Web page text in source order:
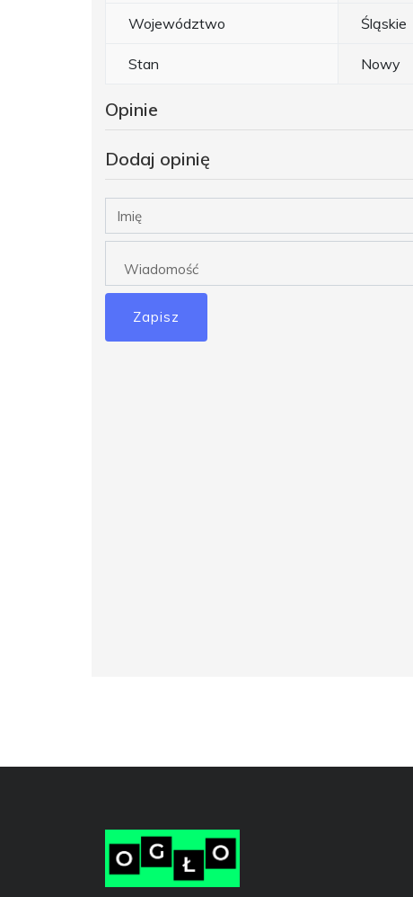
Województwo Śląskie
Stan Nowy
Opinie
Dodaj opinię
Zapisz